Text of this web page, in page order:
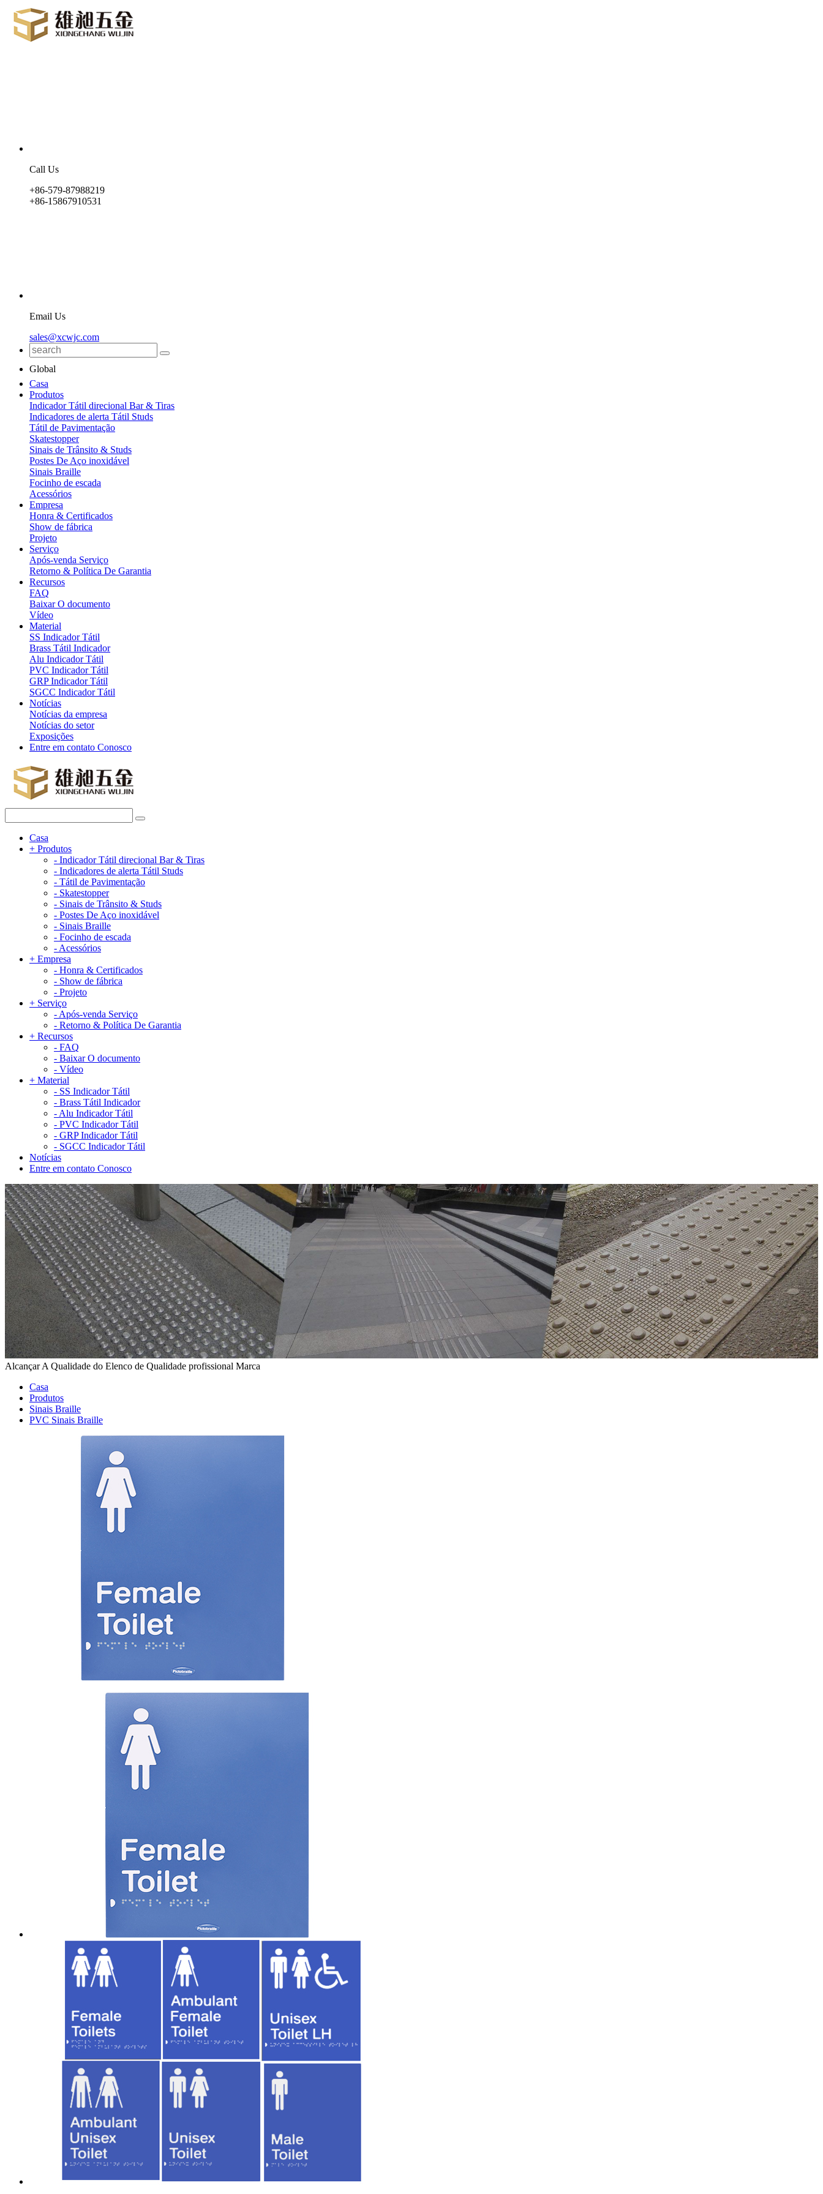
Call Us
+86-579-87988219
+86-15867910531
Email Us
sales@xcwjc.com
Global
Casa
Produtos
Indicador Tátil direcional Bar & Tiras
Indicadores de alerta Tátil Studs
Tátil de Pavimentação
Skatestopper
Sinais de Trânsito & Studs
Postes De Aço inoxidável
Sinais Braille
Focinho de escada
Acessórios
Empresa
Honra & Certificados
Show de fábrica
Projeto
Serviço
Após-venda Serviço
Retorno & Política De Garantia
Recursos
FAQ
Baixar O documento
Vídeo
Material
SS Indicador Tátil
Brass Tátil Indicador
Alu Indicador Tátil
PVC Indicador Tátil
GRP Indicador Tátil
SGCC Indicador Tátil
Notícias
Notícias da empresa
Notícias do setor
Exposições
Entre em contato Conosco
Casa
+ Produtos
- Indicador Tátil direcional Bar & Tiras
- Indicadores de alerta Tátil Studs
- Tátil de Pavimentação
- Skatestopper
- Sinais de Trânsito & Studs
- Postes De Aço inoxidável
- Sinais Braille
- Focinho de escada
- Acessórios
+ Empresa
- Honra & Certificados
- Show de fábrica
- Projeto
+ Serviço
- Após-venda Serviço
- Retorno & Política De Garantia
+ Recursos
- FAQ
- Baixar O documento
- Vídeo
+ Material
- SS Indicador Tátil
- Brass Tátil Indicador
- Alu Indicador Tátil
- PVC Indicador Tátil
- GRP Indicador Tátil
- SGCC Indicador Tátil
Notícias
Entre em contato Conosco
Alcançar A Qualidade do Elenco de Qualidade profissional Marca
Casa
Produtos
Sinais Braille
PVC Sinais Braille